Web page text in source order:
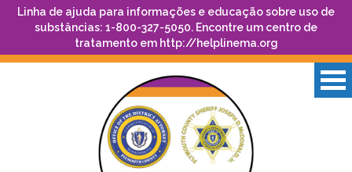
Linha de ajuda para informações e educação sobre uso de
substâncias: 1-800-327-5050. Encontre um centro de
tratamento em http://helplinema.org